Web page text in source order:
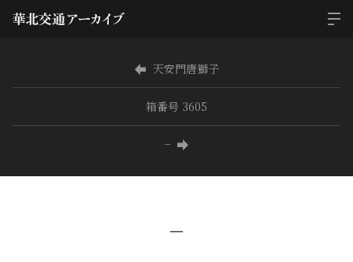
天安門唐獅子
箱番号 3605
−
−